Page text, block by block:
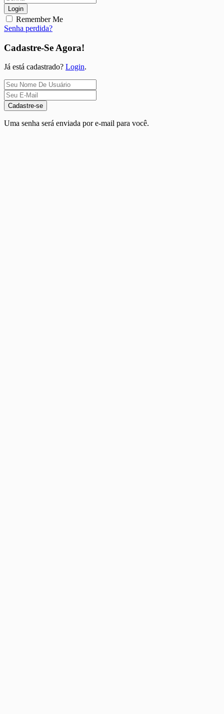
Login
Remember Me
Senha perdida?
Cadastre-Se Agora!
Já está cadastrado? Login.
Cadastre-se
Uma senha será enviada por e-mail para você.